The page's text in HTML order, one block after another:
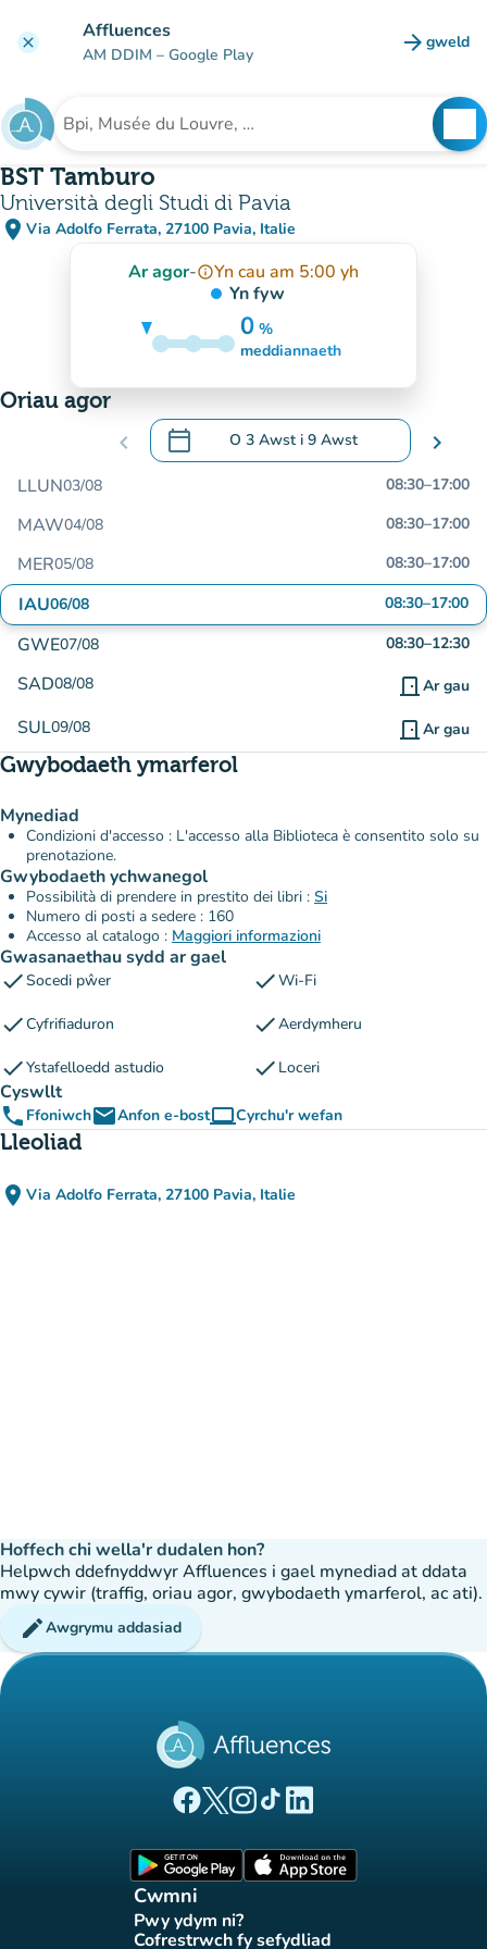
clear Affluences
AM DDIM – Google Play arrow_forward gweld
(tab
Chwilio am sefydliad
BST Tamburo
Università degli Studi di Pavia
place Via Adolfo Ferrata, 27100 Pavia, Italie
(agor yn Google Maps)
(tab newydd)
Ar agor-info_outlineYn cau am 5:00 yh
Yn fyw
0%
5%
meddiannaeth
Oriau agor
chevron_left calendar_today O 3 Awst i 9 Awst
.Agor y calendr i newid dyddiadau chevron_right
LLUN03/08 08:30–17:00
MAW04/08 08:30–17:00
MER05/08 08:30–17:00
IAU06/08 08:30–17:00
GWE07/08 08:30–12:30
SAD08/08 door_front Ar gau
SUL09/08 door_front Ar gau
Gwybodaeth ymarferol
Mynediad
Condizioni d'accesso : L'accesso alla Biblioteca è consentito solo su
prenotazione.
Gwybodaeth ychwanegol
Possibilità di prendere in prestito dei libri : Si
Numero di posti a sedere : 160
Accesso al catalogo : Maggiori informazioni
Gwasanaethau sydd ar gael
checkSocedi pŵer checkWi-Fi
checkCyfrifiaduron checkAerdymheru
checkYstafelloedd astudio check Loceri
Cyswllt
phone FfoniwchemailAnfon e-bostcomputerCyrchu'r wefan
(tab newydd)
Lleoliad
place Via Adolfo Ferrata, 27100 Pavia, Italie
(agor yn Google Maps)
(tab newydd)
Hoffech chi wella'r dudalen hon?
Helpwch ddefnyddwyr Affluences i gael mynediad at ddata
mwy cywir (traffig, oriau agor, gwybodaeth ymarferol, ac ati).
editAwgrymu addasiad
(tab newydd)
(tab newydd)
(tab newydd)
(tab newydd)
(tab newydd)
Cwmni
Pwy ydym ni?
(tab newydd)
Cofrestrwch fy sefydliad